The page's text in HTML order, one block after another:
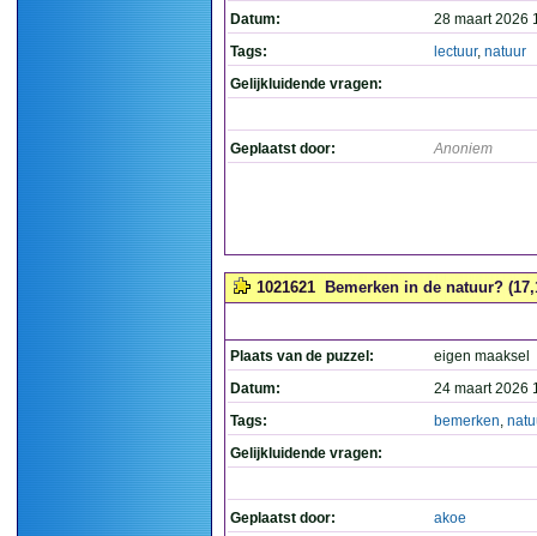
Datum:
28 maart 2026
Tags:
lectuur, natuur
Gelijkluidende vragen:
Geplaatst door: Anoniem
1021621 Bemerken in de natuur?
Plaats van de puzzel:
eigen maaksel
Datum:
24 maart 2026
Tags:
bemerken,
Gelijkluidende vragen:
Geplaatst door: akoe